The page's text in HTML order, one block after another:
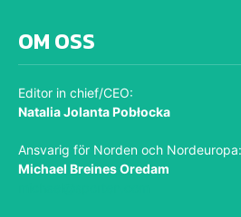
OM OSS
Editor in chief/CEO:
Natalia Jolanta Pobłocka
Ansvarig för Norden och Nordeuropa:
Michael Breines Oredam